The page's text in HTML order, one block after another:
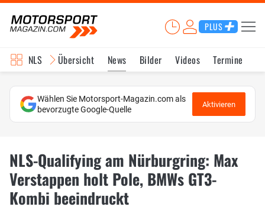
PLUS
NLS Übersicht News Bilder Videos Termine
Wählen Sie Motorsport-Magazin.com als
bevorzugte Google-Quelle
Aktivieren
NLS-Qualifying am Nürburgring: Max
Verstappen holt Pole, BMWs GT3-
Kombi beeindruckt